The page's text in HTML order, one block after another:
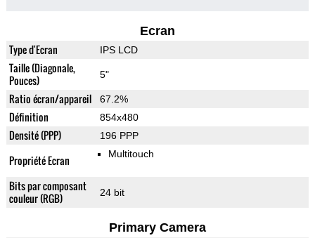
Ecran
Type d'Ecran IPS LCD
Taille (Diagonale,
Pouces)
5"
Ratio écran/appareil 67.2%
Définition 854x480
Densité (PPP) 196 PPP
Propriété Ecran Multitouch
Bits par composant
couleur (RGB)
24 bit
Primary Camera